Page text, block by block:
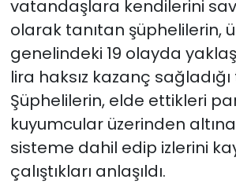
vatandaşlara kendilerini
olarak tanıtan şüphelilerin,
genelindeki 19 olayda
lira haksız kazanç
Şüphelilerin, elde ettikleri
kuyumcular üzerinden
sisteme dahil edip izlerini
çalıştıkları anlaşıldı.